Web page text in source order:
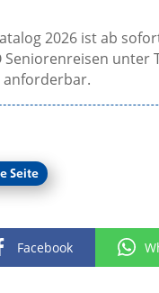
2026 ist ab
Seniorenreisen unter
anforderbar.
Seite
Facebook